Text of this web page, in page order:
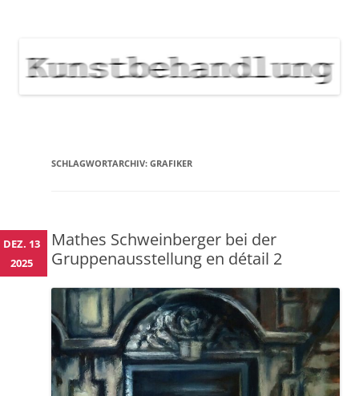
NEWS
SCHLAGWORTARCHIV: GRAFIKER
Mathes Schweinberger bei der
Gruppenausstellung en détail 2
DEZ. 13
2025